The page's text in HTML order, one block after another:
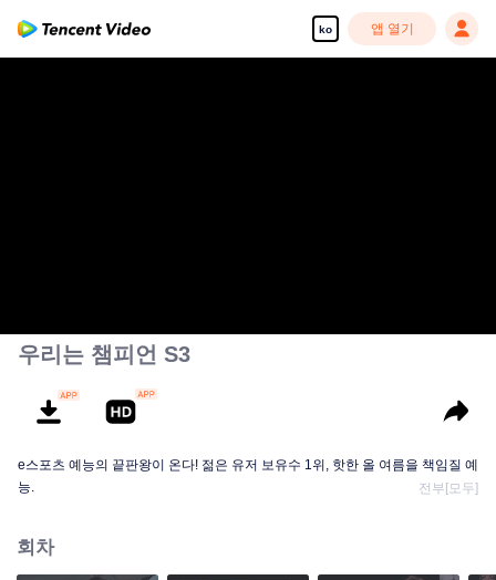
ko 앱 열기
우리는 챔피언 S3
e스포츠 예능의 끝판왕이 온다! 젊은 유저 보유수 1위, 핫한 올 여름을 책임질 예
능.
전부[모두]
회차